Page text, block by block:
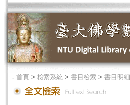
． 首頁 > 檢索系統 > 書目檢索 > 書目明細